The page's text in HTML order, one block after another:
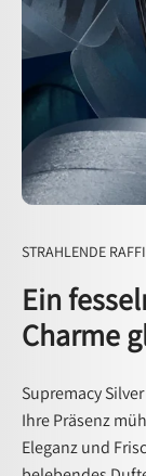
STRAHLENDE
Ein
Charme
Supremacy
Ihre Präsenz
Eleganz und